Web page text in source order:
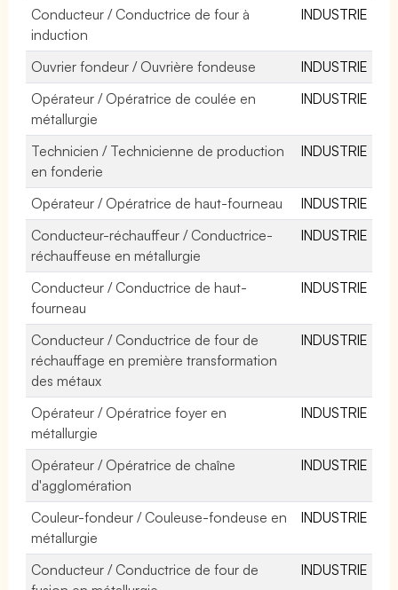
Conducteur / Conductrice de four à
induction
INDUSTRIE
Ouvrier fondeur / Ouvrière fondeuse
INDUSTRIE
Opérateur / Opératrice de coulée en
métallurgie
INDUSTRIE
Technicien / Technicienne de production
en fonderie
INDUSTRIE
Opérateur / Opératrice de haut-fourneau
INDUSTRIE
Conducteur-réchauffeur / Conductrice-
réchauffeuse en métallurgie
INDUSTRIE
Conducteur / Conductrice de haut-
fourneau
INDUSTRIE
Conducteur / Conductrice de four de
réchauffage en première transformation
des métaux
INDUSTRIE
Opérateur / Opératrice foyer en
métallurgie
INDUSTRIE
Opérateur / Opératrice de chaîne
d'agglomération
INDUSTRIE
Couleur-fondeur / Couleuse-fondeuse en
métallurgie
INDUSTRIE
Conducteur / Conductrice de four de
INDUSTRIE